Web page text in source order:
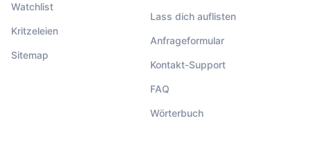
Watchlist
Kritzeleien
Sitemap
Lass dich auflisten
Anfrageformular
Kontakt-Support
FAQ
Wörterbuch